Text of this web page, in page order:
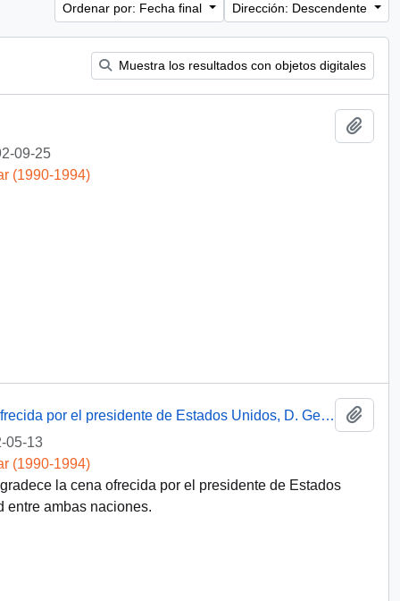
Ordenar por: Fecha final Dirección: Descendente
Muestra los resultados con objetos digitales
09-25
(1990-1994)
Discurso del presidente Aylwin en cena ofrecida por el presidente de Estados Unidos, D. George Bush
05-13
(1990-1994)
la cena ofrecida por el presidente de Estados
entre ambas naciones.